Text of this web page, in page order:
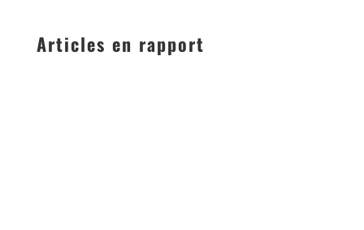
Articles en rapport